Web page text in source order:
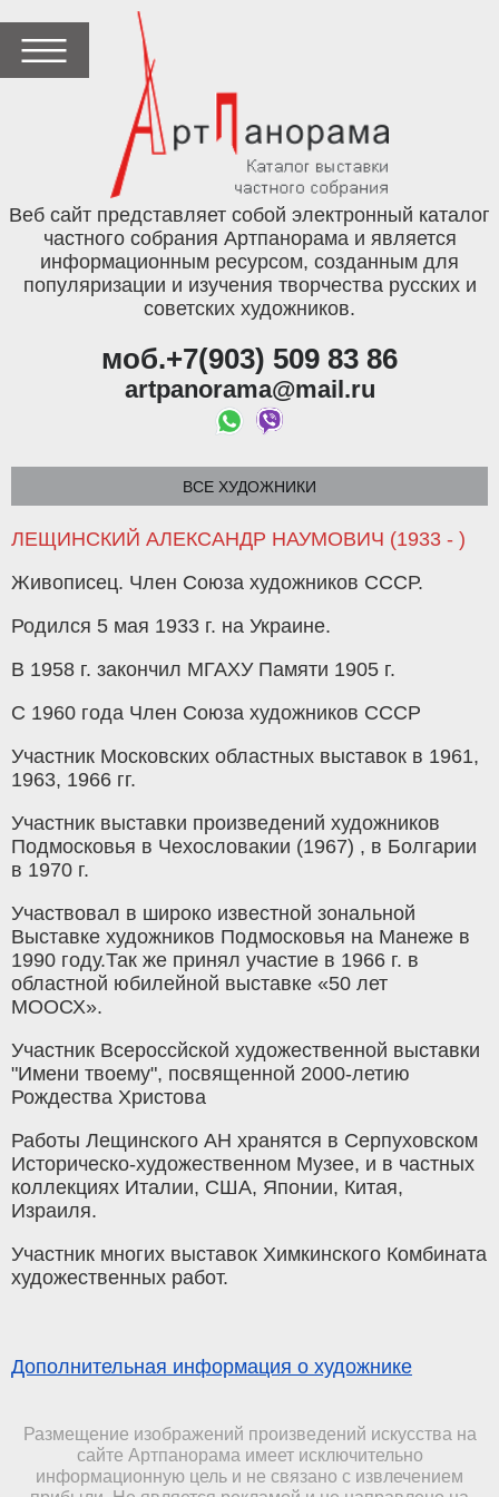
Веб сайт представляет собой электронный каталог
частного собрания Артпанорама и является
информационным ресурсом, созданным для
популяризации и изучения творчества русских и
советских художников.
моб.+7(903) 509 83 86
artpanorama@mail.ru
ВСЕ ХУДОЖНИКИ
ЛЕЩИНСКИЙ АЛЕКСАНДР НАУМОВИЧ (1933 - )
Живописец. Член Союза художников СССР.
Родился 5 мая 1933 г. на Украине.
В 1958 г. закончил МГАХУ Памяти 1905 г.
С 1960 года Член Союза художников СССР
Участник Московских областных выставок в 1961,
1963, 1966 гг.
Участник выставки произведений художников
Подмосковья в Чехословакии (1967) , в Болгарии
в 1970 г.
Участвовал в широко известной зональной
Выставке художников Подмосковья на Манеже в
1990 году.Так же принял участие в 1966 г. в
областной юбилейной выставке «50 лет
МООСХ».
Участник Всероссйской художественной выставки
"Имени твоему", посвященной 2000-летию
Рождества Христова
Работы Лещинского АН хранятся в Серпуховском
Историческо-художественном Музее, и в частных
коллекциях Италии, США, Японии, Китая,
Израиля.
Участник многих выставок Химкинского Комбината
художественных работ.
Дополнительная информация о художнике
Размещение изображений произведений искусства на
сайте Артпанорама имеет исключительно
информационную цель и не связано с извлечением